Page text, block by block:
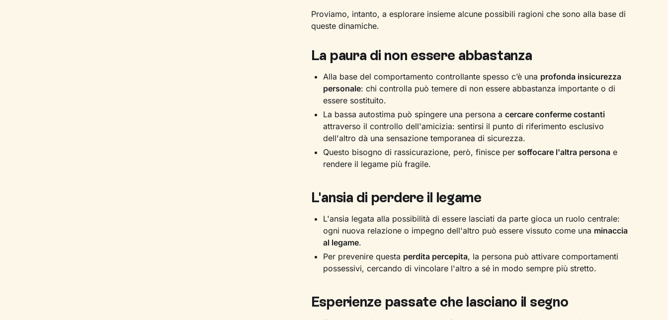
Proviamo, intanto, a esplorare insieme alcune possibili ragioni che sono alla base di
queste dinamiche.
La paura di non essere abbastanza
Alla base del comportamento controllante spesso c’è una profonda insicurezza
personale: chi controlla può temere di non essere abbastanza importante o di
essere sostituito.
La bassa autostima può spingere una persona a cercare conferme costanti
attraverso il controllo dell'amicizia: sentirsi il punto di riferimento esclusivo
dell'altro dà una sensazione temporanea di sicurezza.
Questo bisogno di rassicurazione, però, finisce per soffocare l'altra personae
rendere il legame più fragile.
L'ansia di perdere il legame
L'ansia legata alla possibilità di essere lasciati da parte gioca un ruolo centrale:
ogni nuova relazione o impegno dell'altro può essere vissuto come una minaccia
al legame.
Per prevenire questa perdita percepita, la persona può attivare comportamenti
possessivi, cercando di vincolare l'altro a sé in modo sempre più stretto.
Esperienze passate che lasciano il segno